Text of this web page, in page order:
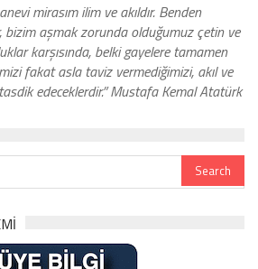
mirasım ilim ve akıldır. Benden
bizim aşmak zorunda olduğumuz çetin ve
karşısında, belki gayelere tamamen
fakat asla taviz vermediğimizi, akıl ve
edeceklerdir.” Mustafa Kemal Atatürk